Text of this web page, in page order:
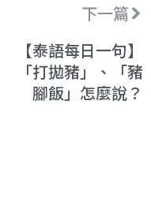
下一篇
【泰語每日一句】
「打拋豬」、「豬
腳飯」怎麼說？